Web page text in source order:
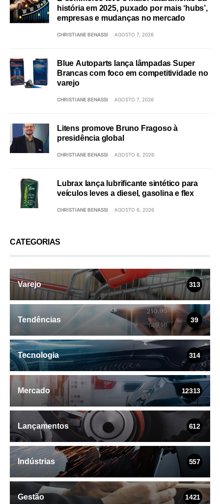
história em 2025, puxado por mais ‘hubs’,
empresas e mudanças no mercado
CHRISTIANE BENASSI AGOSTO 7, 2026
Blue Autoparts lança lâmpadas Super
Brancas com foco em competitividade no
varejo
CHRISTIANE BENASSI AGOSTO 7, 2026
Litens promove Bruno Fragoso à
presidência global
CHRISTIANE BENASSI AGOSTO 6, 2026
Lubrax lança lubrificante sintético para
veículos leves a diesel, gasolina e flex
CHRISTIANE BENASSI AGOSTO 6, 2026
CATEGORIAS
Varejo 313
Tendências 39
Tecnologia 314
Mercado 12313
Lançamentos 612
Indústrias 557
Gestão 1421